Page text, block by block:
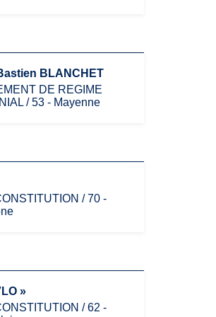
BLANCHET
DE REGIME
/ 53 - Mayenne
/ 70 -
»
/ 62 -